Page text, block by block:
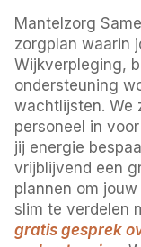
Mantelzorg
zorgplan waarin
Wijkverpleging,
ondersteuning
wachtlijsten. We
personeel in
jij energie
vrijblijvend een
plannen om
slim te verdelen
gratis gesprek